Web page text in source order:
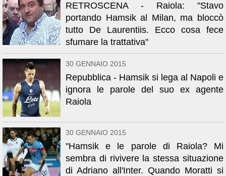
RETROSCENA - Raiola: "Stavo
portando Hamsik al Milan, ma bloccò
tutto De Laurentiis. Ecco cosa fece
sfumare la trattativa"
30 GENNAIO 2015
Repubblica - Hamsik si lega al Napoli e
ignora le parole del suo ex agente
Raiola
30 GENNAIO 2015
"Hamsik e le parole di Raiola? Mi
sembra di rivivere la stessa situazione
di Adriano all'Inter. Quando Moratti si